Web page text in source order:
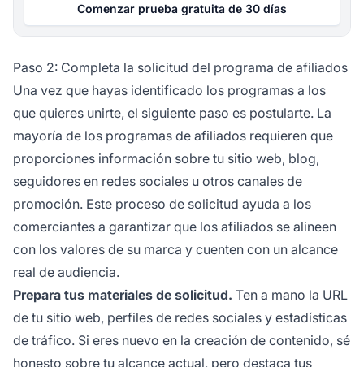
Comenzar prueba gratuita de 30 días
Paso 2: Completa la solicitud del programa de afiliados
Una vez que hayas identificado los programas a los
que quieres unirte, el siguiente paso es postularte. La
mayoría de los programas de afiliados requieren que
proporciones información sobre tu sitio web, blog,
seguidores en redes sociales u otros canales de
promoción. Este proceso de solicitud ayuda a los
comerciantes a garantizar que los afiliados se alineen
con los valores de su marca y cuenten con un alcance
real de audiencia.
Prepara tus materiales de solicitud. Ten a mano la URL
de tu sitio web, perfiles de redes sociales y estadísticas
de tráfico. Si eres nuevo en la creación de contenido, sé
honesto sobre tu alcance actual, pero destaca tus